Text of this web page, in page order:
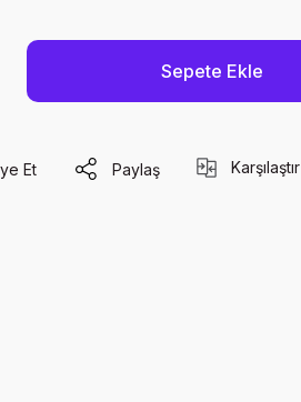
Sepete Ekle
Et Paylaş Karşılaştır